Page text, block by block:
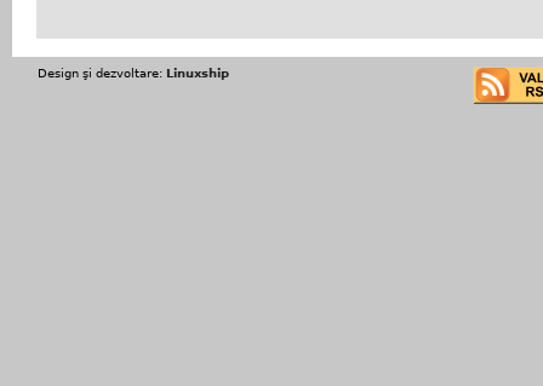
Design şi dezvoltare: Linuxship